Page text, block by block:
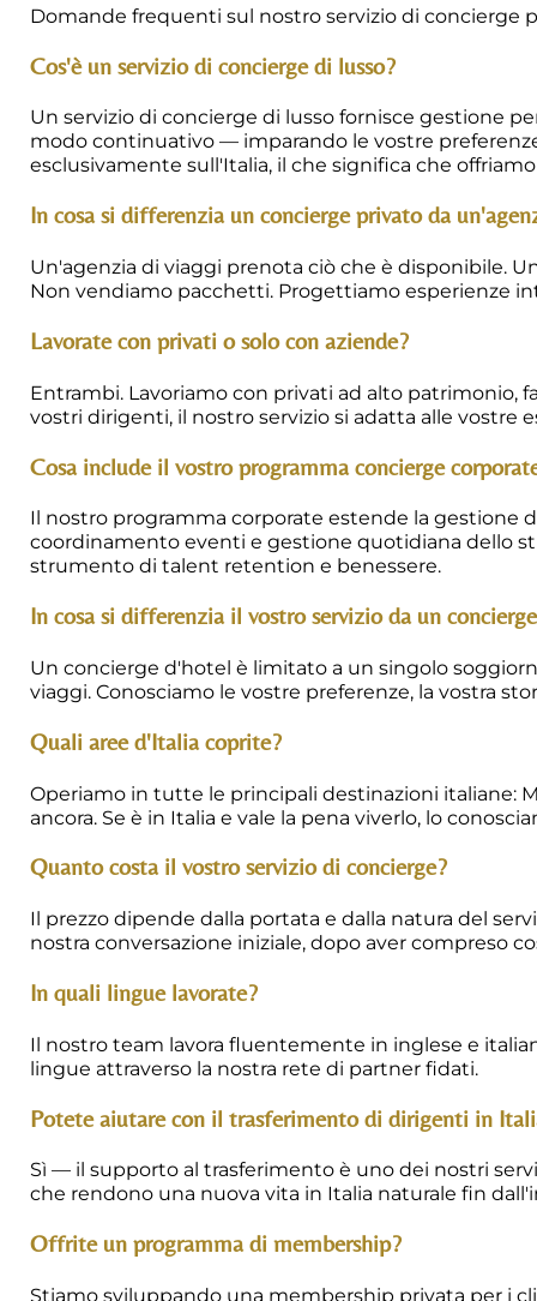
Domande frequenti sul nostro servizio di concierge
Cos'è un servizio di concierge di lusso?
Un servizio di concierge di lusso fornisce gestione
modo continuativo — imparando le vostre
esclusivamente sull'Italia, il che significa che
In cosa si differenzia un concierge privato da
Un'agenzia di viaggi prenota ciò che è disponibile.
Non vendiamo pacchetti. Progettiamo esperienze
Lavorate con privati o solo con aziende?
Entrambi. Lavoriamo con privati ad alto patrimonio,
vostri dirigenti, il nostro servizio si adatta alle vostre
Cosa include il vostro programma concierge
Il nostro programma corporate estende la gestione
coordinamento eventi e gestione quotidiana dello
strumento di talent retention e benessere.
In cosa si differenzia il vostro servizio da un
Un concierge d'hotel è limitato a un singolo
viaggi. Conosciamo le vostre preferenze, la vostra
Quali aree d'Italia coprite?
Operiamo in tutte le principali destinazioni italiane:
ancora. Se è in Italia e vale la pena viverlo, lo
Quanto costa il vostro servizio di concierge?
Il prezzo dipende dalla portata e dalla natura del
nostra conversazione iniziale, dopo aver compreso
In quali lingue lavorate?
Il nostro team lavora fluentemente in inglese e
lingue attraverso la nostra rete di partner fidati.
Potete aiutare con il trasferimento di dirigenti in
Sì — il supporto al trasferimento è uno dei nostri
che rendono una nuova vita in Italia naturale fin
Offrite un programma di membership?
Stiamo sviluppando una membership privata per i